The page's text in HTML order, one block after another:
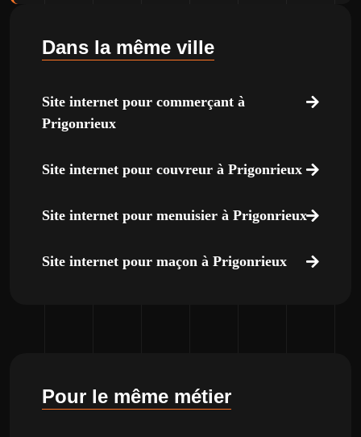
Dans la même ville
Site internet pour commerçant à
Prigonrieux
Site internet pour couvreur à Prigonrieux
Site internet pour menuisier à Prigonrieux
Site internet pour maçon à Prigonrieux
Pour le même métier